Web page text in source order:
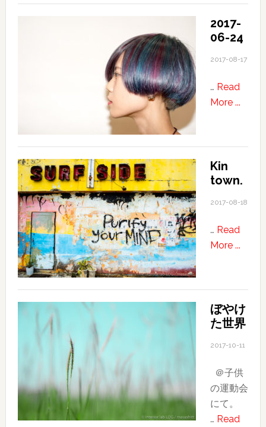
ム
ー
ビ
ー
を
創
っ
て
み
た
2017-
06-24
2017-08-17
… Read
More ...about
24
Kin
town.
2017-08-18
… Read
More ...about
ぼやけ
た世界
2017-10-11
＠子供
の運動会
にて。
… Read